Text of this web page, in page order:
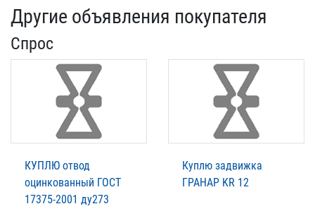
Другие объявления покупателя
Спрос
КУПЛЮ отвод
оцинкованный ГОСТ
17375-2001 ду273
Куплю задвижка
ГРАНАР KR 12